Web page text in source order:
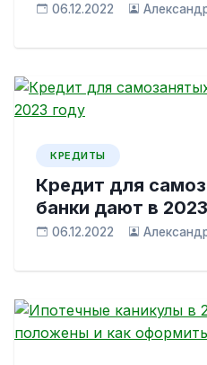
06.12.2022
КРЕДИТЫ
Кредит для
банки дают в
06.12.2022